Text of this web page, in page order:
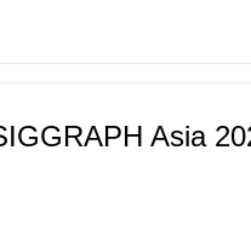
Asia